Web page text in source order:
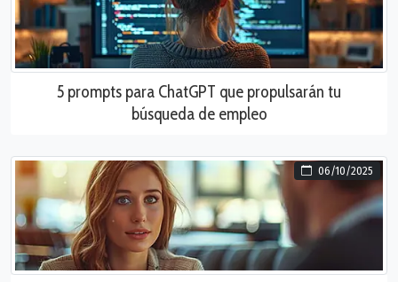
5 prompts para ChatGPT que propulsarán tu
búsqueda de empleo
06/10/2025